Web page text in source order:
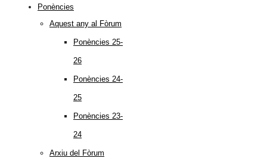
Ponències
Aquest any al Fòrum
Ponències 25-
26
Ponències 24-
25
Ponències 23-
24
Arxiu del Fòrum